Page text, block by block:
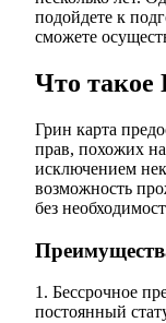
подойдете к
сможете
Что такое
Грин карта
прав, похожих
исключением
возможность
без
1. Бессрочное
постоянный